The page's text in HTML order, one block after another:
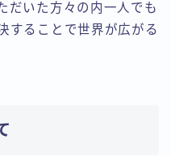
だいた方々の内一人でも
することで世界が広がる